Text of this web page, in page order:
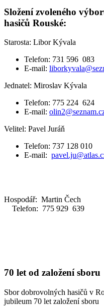
Složení zvoleného
hasičů Rouské:
Starosta:
Telefon: 731
E-mail:
Jednatel:
Telefon: 775
E-mail:
Velitel: Pavel
Telefon: 737 128 010
E-mail:
Hospodář: Martin Čech
Telefon:
70 let od založení sboru
Sbor dobrovolných hasičů v
jubileum 70 let založení sboru